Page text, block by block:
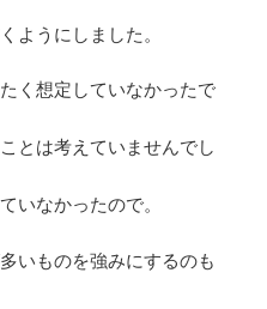
ようにしました。
く想定していなかったで
とは考えていませんでし
いなかったので。
いものを強みにするのも